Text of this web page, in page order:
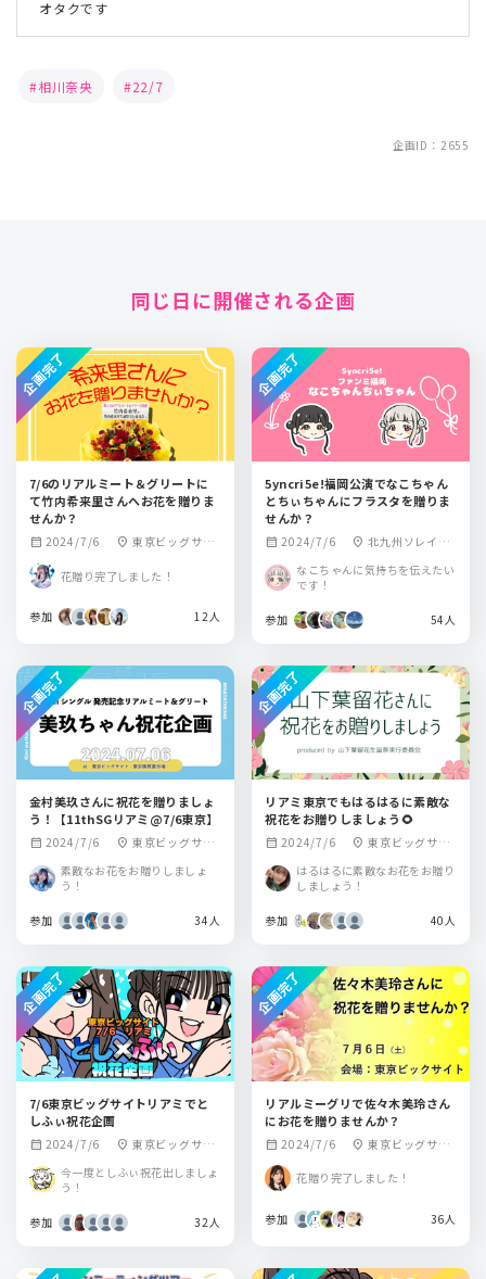
オタクです
相川奈央 22/7
企画ID：2655
同じ日に開催される企画
7/6のリアルミート＆グリートに
て竹内希来里さんへお花を贈りま
せんか？
calendar_month 2024/7/6 location_on 東京ビッグサイ
花贈り完了しました！
参加 12人
企画完了
5yncri5e!福岡公演でなこちゃん
とちぃちゃんにフラスタを贈りま
せんか？
calendar_month 2024/7/6 location_on 北九州ソレイユ
ホール
なこちゃんに気持ちを伝えたい
です！
参加 54人
企画完了
金村美玖さんに祝花を贈りましょ
う！【11thSGリアミ@7/6東京】
calendar_month 2024/7/6 location_on 東京ビッグサイ
ト(東京国際展示場)
素敵なお花をお贈りしましょ
う！
参加 34人
企画完了
リアミ東京でもはるはるに素敵な
祝花をお贈りしましょう🌻
calendar_month 2024/7/6 location_on 東京ビッグサイ
はるはるに素敵なお花をお贈り
しましょう！
参加 40人
企画完了
7/6東京ビッグサイトリアミでと
しふぃ祝花企画
calendar_month 2024/7/6 location_on 東京ビッグサイ
今一度としふぃ祝花出しましょ
う！
参加 32人
企画完了
リアルミーグリで佐々木美玲さん
にお花を贈りませんか？
calendar_month 2024/7/6 location_on 東京ビッグサイ
花贈り完了しました！
参加 36人
企画完了